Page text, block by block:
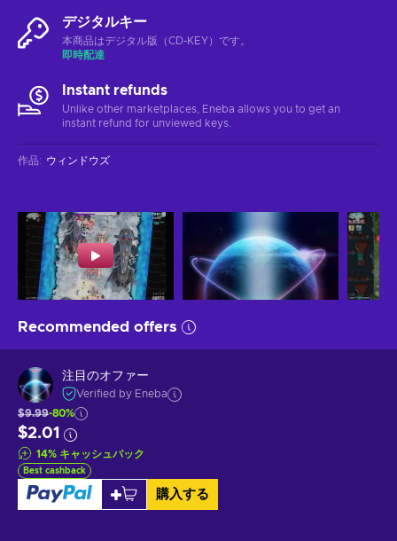
デジタルキー
本商品はデジタル版（CD-KEY）です。
即時配達
Instant refunds
Unlike other marketplaces, Eneba allows you to get an
instant refund for unviewed keys.
作品: ウィンドウズ
Recommended offers
注目のオファー
Verified by Eneba
$9.99-80%
$2.01
14% キャッシュバック
Best cashback
購入する